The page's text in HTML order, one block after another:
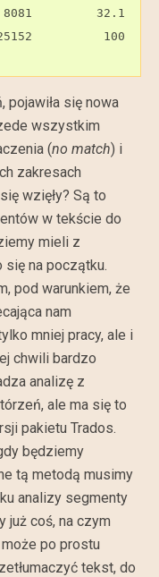
32.1
100
pojawiła się nowa
wszystkim
(no match) i
zakresach
wzięły? Są to
w tekście do
mieli z
się na początku.
pod warunkiem, że
nam
mniej pracy, ale i
chwili bardzo
analizę z
ale ma się to
pakietu Trados.
będziemy
tą metodą musimy
analizy segmenty
już coś, na czym
po prostu
tekst, do